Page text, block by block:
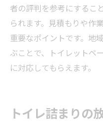
者の評判を参考にするこ
られます。見積もりや作
重要なポイントです。地
ぶことで、トイレットペ
に対応してもらえます。
トイレ詰まりの